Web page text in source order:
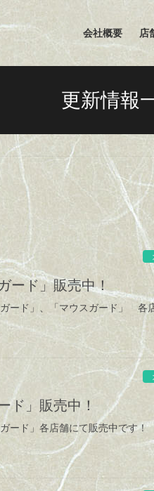
会社概要 店
更新情報
ード」販売中！
ード」、「マウスガード」 各
ド」販売中！
ード」各店舗にて販売中です！